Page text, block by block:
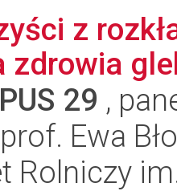
z
zdrowia
29 ,
Ewa
Rolniczy